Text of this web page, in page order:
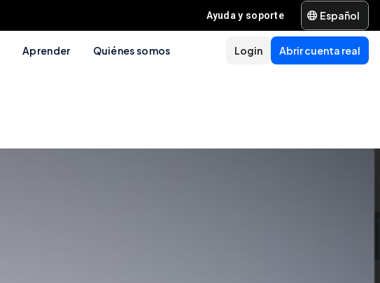
Ayuda y soporte Español
Aprender Quiénes somos Abrir cuenta real
Login